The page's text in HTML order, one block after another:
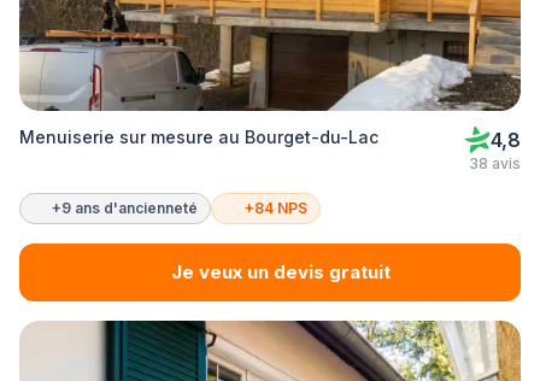
Menuiserie sur mesure au Bourget-du-Lac 4,8
38 avis
+9 ans d'ancienneté +84 NPS
Je veux un devis gratuit